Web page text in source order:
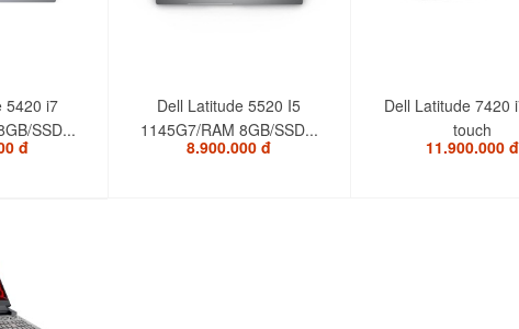
5420 i7
SSD...
đ
Dell Latitude 5520 I5
1145G7/RAM 8GB/SSD...
8.900.000 đ
Dell Latitude 7420
touch
11.900.000 đ